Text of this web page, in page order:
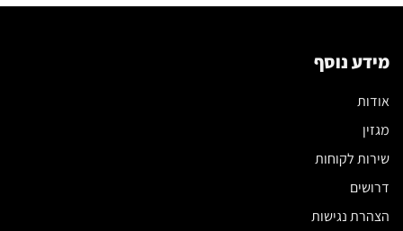
מידע נוסף
אודות
מגזין
שירות לקוחות
דרושים
הצהרת נגישות